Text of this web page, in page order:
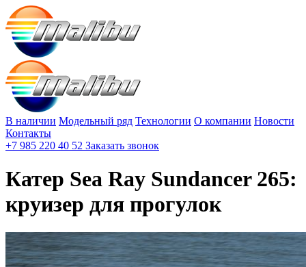
В наличии Модельный ряд Технологии О компании Новости
Контакты
+7 985 220 40 52 Заказать звонок
Катер Sea Ray Sundancer 265:
круизер для прогулок